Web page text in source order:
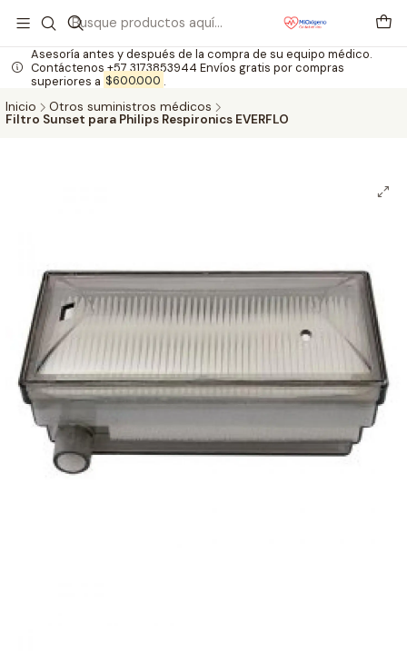
Asesoría antes y después de la compra de su equipo médico.
Contáctenos +57 3173853944 Envíos gratis por compras
superiores a $600.000 .
Inicio
Otros suministros médicos
Filtro Sunset para Philips Respironics EVERFLO